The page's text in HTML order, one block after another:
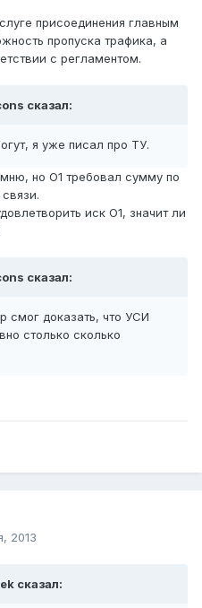
присоединения главным
пропуска трафика, а
с регламентом.
сказал:
я уже писал про ТУ.
но О1 требовал сумму по
иск О1, значит ли
сказал:
смог доказать, что УСИ
столько сколько
2013
сказал: